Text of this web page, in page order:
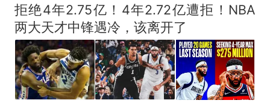
拒绝4年2.75亿！4年2.72亿遭拒！NBA
两大天才中锋遇冷，该离开了